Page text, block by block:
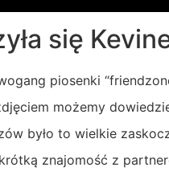
się
piosenki
możemy
było to wielkie
znajomość z